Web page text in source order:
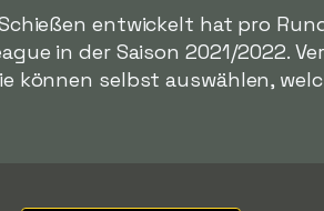
entwickelt hat pro
in der Saison 2021/2022.
können selbst auswählen,